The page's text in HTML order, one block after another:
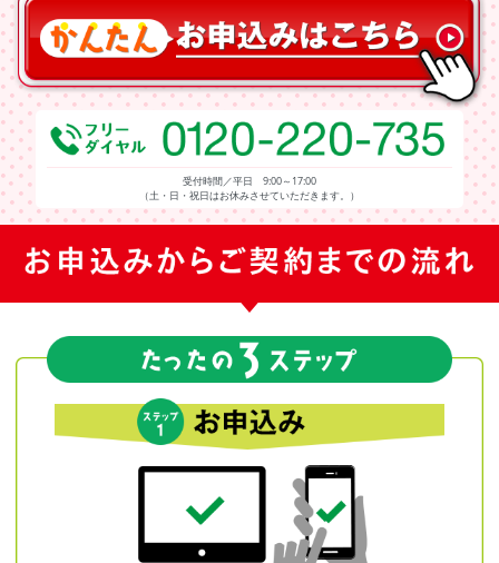
受付時間／平日 9:00～17:00
（土・日・祝日はお休みさせていただきます。）